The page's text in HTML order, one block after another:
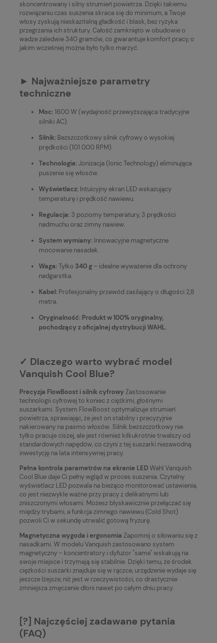
skoncentrowany i silny strumień powietrza. Dzięki takiemu
rozwiązaniu czas suszenia skraca się do minimum, a Twoje
włosy zyskują nieskazitelną gładkość i blask, bez ryzyka
przegrzania ich struktury. Całość zamknięto w obudowie o
wadze zaledwie 340 gramów, co gwarantuje komfort pracy, o
jakim wcześniej można było tylko marzyć.
► Najważniejsze parametry
techniczne
Moc:1600 W (wydajność przewyższająca tradycyjne
silniki AC).
Silnik: Bezszczotkowy silnik cyfrowy o wysokiej
prędkości (101 000 RPM).
Technologia:Jonizacja (Ionic Technology) eliminująca
puszenie się włosów.
Wyświetlacz: Intuicyjny ekran LED wskazujący
temperaturę i prędkość nawiewu.
Regulacja: 3 poziomy temperatury, 3 prędkości
nadmuchu oraz zimny nawiew.
System wymiany: Innowacyjne magnetyczne
mocowanie nasadek.
Waga:Tylko 340 g – idealne wyważenie dla ochrony
nadgarstka.
Kabel: Profesjonalny przewód zasilający o długości 2,8
metra.
Oryginalność: Produkt w 100% oryginalny,
pochodzący z oficjalnej dystrybucji WAHL.
✓ Dlaczego warto wybrać model
Vanquish Cool Blue?
Precyzja FlowBoost i silnik cyfrowy Zastosowanie
technologii cyfrowej to koniec z ciężkimi, głośnymi
suszarkami. System FlowBoost optymalizuje strumień
powietrza, sprawiając, że jest on stabilny i precyzyjnie
nakierowany na pasmo włosów. Silnik bezszczotkowy nie
tylko pracuje ciszej, ale jest również kilkukrotnie trwalszy od
standardowych napędów, co czyni z tej suszarki niezawodną
inwestycję na lata intensywnej pracy.
Pełna kontrola parametrów na ekranie LEDWahl Vanquish
Cool Blue daje Ci pełny wgląd w proces suszenia. Czytelny
wyświetlacz LED pozwala na bieżąco monitorować ustawienia,
co jest niezwykle ważne przy pracy z delikatnymi lub
zniszczonymi włosami. Możesz błyskawicznie przełączać się
między trybami, a funkcja zimnego nawiewu (Cold Shot)
pozwoli Ci w sekundę utrwalić gotową fryzurę.
Magnetyczna wygoda i ergonomia Zapomnij o siłowaniu się z
nasadkami. W modelu Vanquish zastosowano system
magnetyczny – koncentratory i dyfuzor "same" wskakują na
swoje miejsce i trzymają się stabilnie. Dzięki temu, że środek
ciężkości suszarki znajduje się w rączce, urządzenie wydaje się
jeszcze lżejsze, niż jest w rzeczywistości, co drastycznie
zmniejsza zmęczenie dłoni nawet po całym dniu pracy.
[?] Najczęściej zadawane pytania
(FAQ)